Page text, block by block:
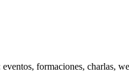
eventos, formaciones,